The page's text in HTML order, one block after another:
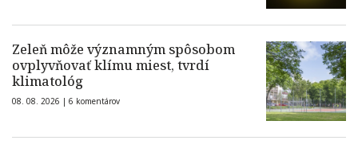
Zeleň môže významným spôsobom
ovplyvňovať klímu miest, tvrdí
klimatológ
08. 08. 2026 | 6 komentárov